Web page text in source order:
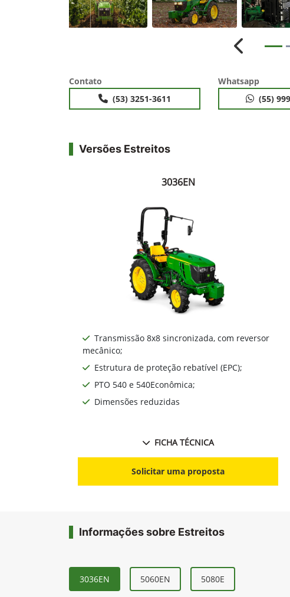
Anterior
Contato
(53) 3251-3611
Whatsapp
(55)
Versões Estreitos
3036EN
Transmissão 8x8 sincronizada, com reversor
mecânico;
Estrutura de proteção rebatível (EPC);
PTO 540 e 540Econômica;
Dimensões reduzidas
FICHA TÉCNICA
Solicitar uma proposta
Informações sobre Estreitos
3036EN 5060EN 5080E